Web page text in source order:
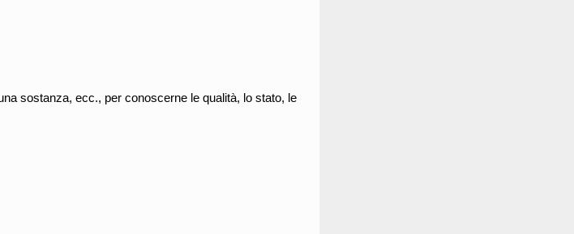
sostanza, ecc., per conoscerne le qualità, lo stato, le